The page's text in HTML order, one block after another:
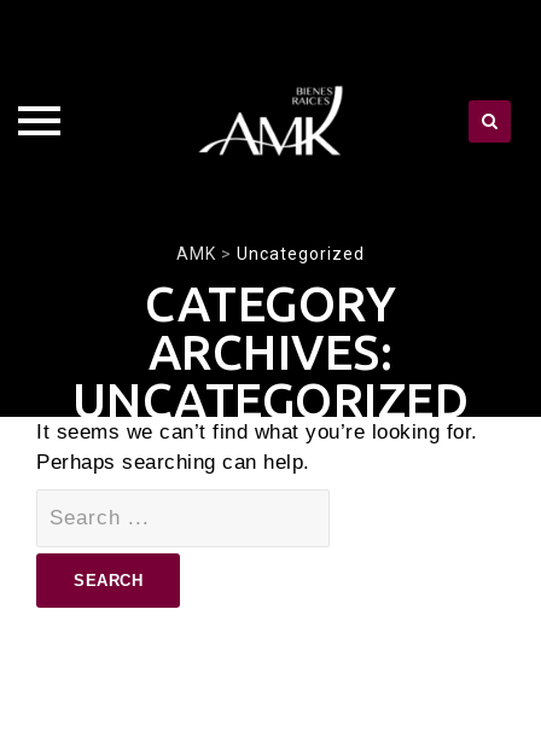
AMK > Uncategorized
CATEGORY
ARCHIVES:
UNCATEGORIZED
It seems we can’t find what you’re looking for.
Perhaps searching can help.